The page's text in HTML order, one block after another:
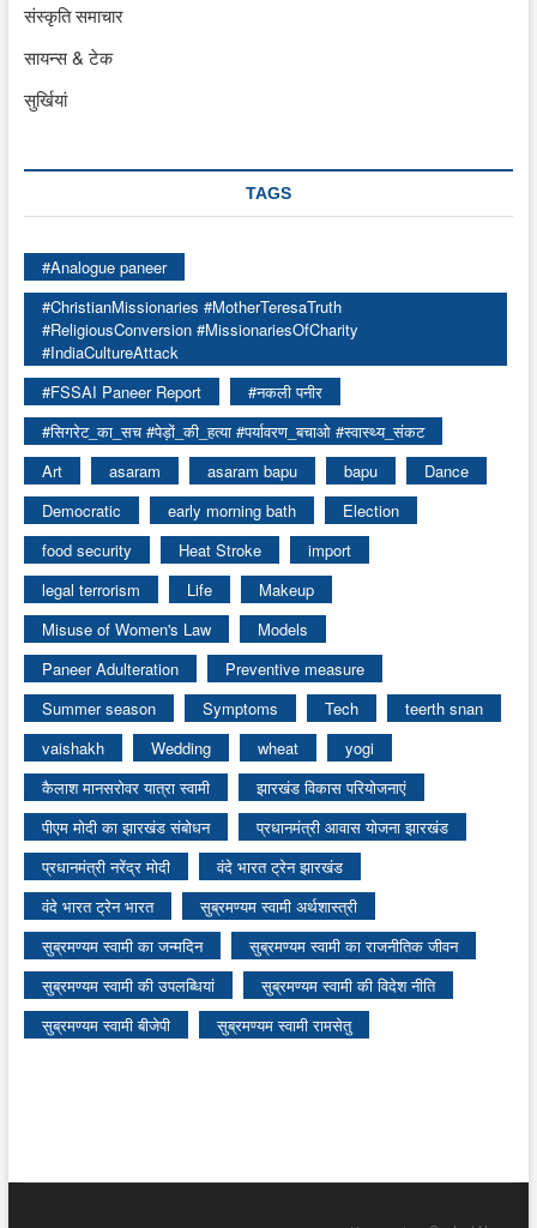
संस्कृति समाचार
सायन्स & टेक
सुर्खियां
TAGS
#Analogue paneer
#ChristianMissionaries #MotherTeresaTruth
#ReligiousConversion #MissionariesOfCharity
#IndiaCultureAttack
#FSSAI Paneer Report
#नकली पनीर
#सिगरेट_का_सच #पेड़ों_की_हत्या #पर्यावरण_बचाओ #स्वास्थ्य_संकट
Art
asaram asaram bapu bapu
Dance
Democratic
early morning bath
Election
food security
Heat Stroke
import
legal terrorism
Life
Makeup
Misuse of Women's Law
Models
Paneer Adulteration
Preventive measure
Summer season
Symptoms Tech
teerth snan
vaishakh
Wedding wheat
yogi
कैलाश मानसरोवर यात्रा स्वामी
झारखंड विकास परियोजनाएं
पीएम मोदी का झारखंड संबोधन
प्रधानमंत्री आवास योजना झारखंड
प्रधानमंत्री नरेंद्र मोदी
वंदे भारत ट्रेन झारखंड
वंदे भारत ट्रेन भारत
सुब्रमण्यम स्वामी अर्थशास्त्री
सुब्रमण्यम स्वामी का जन्मदिन
सुब्रमण्यम स्वामी का राजनीतिक जीवन
सुब्रमण्यम स्वामी की उपलब्धियां
सुब्रमण्यम स्वामी की विदेश नीति
सुब्रमण्यम स्वामी बीजेपी
सुब्रमण्यम स्वामी रामसेतु